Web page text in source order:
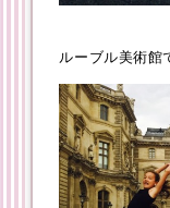
ルーブル美術館